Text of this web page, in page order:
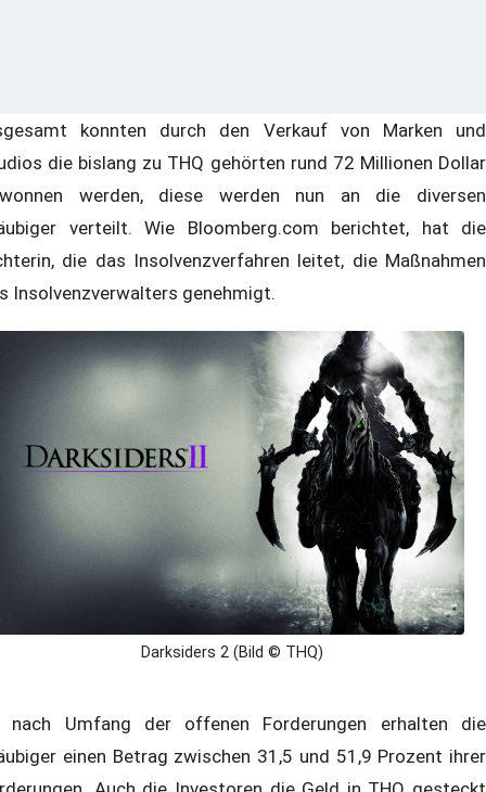
konnten durch den Verkauf von Marken und
die bislang zu THQ gehörten rund 72 Millionen Dollar
werden, diese werden nun an die diversen
verteilt. Wie Bloomberg.com berichtet, hat die
die das Insolvenzverfahren leitet, die Maßnahmen
Insolvenzverwalters genehmigt.
Darksiders 2 (Bild © THQ)
nach Umfang der offenen Forderungen erhalten die
einen Betrag zwischen 31,5 und 51,9 Prozent ihrer